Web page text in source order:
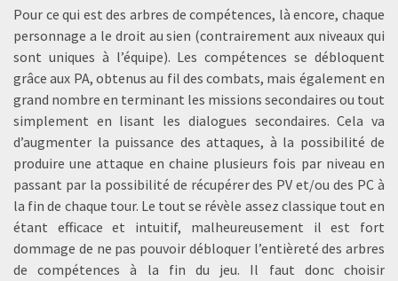
Pour ce qui est des arbres de compétences, là encore, chaque
personnage a le droit au sien (contrairement aux niveaux qui
sont uniques à l’équipe). Les compétences se débloquent
grâce aux PA, obtenus au fil des combats, mais également en
grand nombre en terminant les missions secondaires ou tout
simplement en lisant les dialogues secondaires. Cela va
d’augmenter la puissance des attaques, à la possibilité de
produire une attaque en chaine plusieurs fois par niveau en
passant par la possibilité de récupérer des PV et/ou des PC à
la fin de chaque tour. Le tout se révèle assez classique tout en
étant efficace et intuitif, malheureusement il est fort
dommage de ne pas pouvoir débloquer l’entièreté des arbres
de compétences à la fin du jeu. Il faut donc choisir